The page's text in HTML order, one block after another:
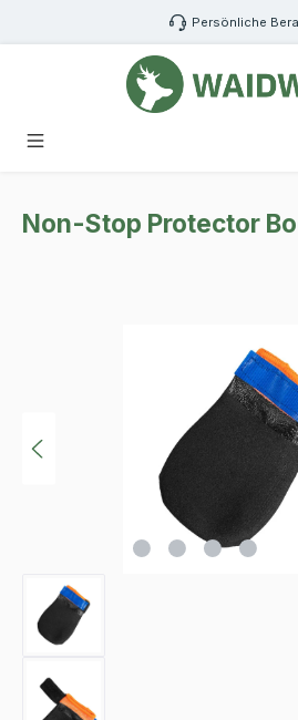
Zum Hauptinhalt springen Persönliche
Non-Stop Protector